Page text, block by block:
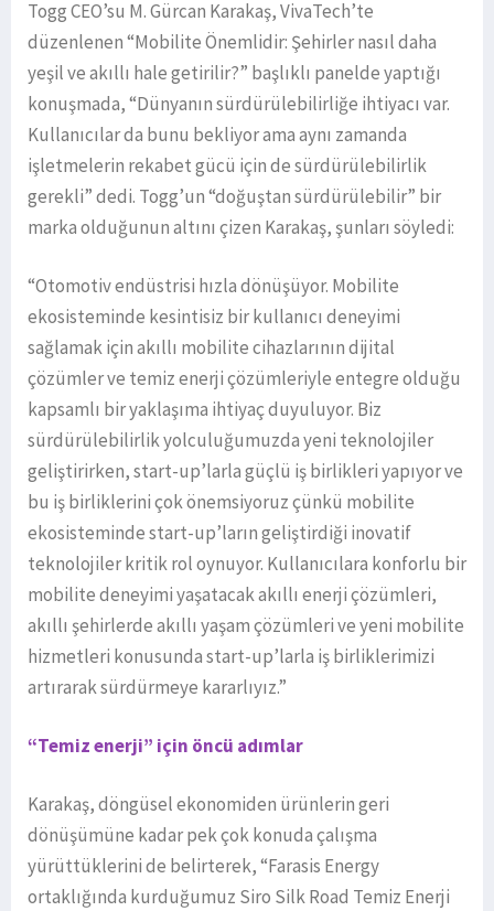
Togg CEO’su M. Gürcan Karakaş, VivaTech’te
düzenlenen “Mobilite Önemlidir: Şehirler nasıl daha
yeşil ve akıllı hale getirilir?” başlıklı panelde yaptığı
konuşmada, “Dünyanın sürdürülebilirliğe ihtiyacı var.
Kullanıcılar da bunu bekliyor ama aynı zamanda
işletmelerin rekabet gücü için de sürdürülebilirlik
gerekli” dedi. Togg’un “doğuştan sürdürülebilir” bir
marka olduğunun altını çizen Karakaş, şunları söyledi:
“Otomotiv endüstrisi hızla dönüşüyor. Mobilite
ekosisteminde kesintisiz bir kullanıcı deneyimi
sağlamak için akıllı mobilite cihazlarının dijital
çözümler ve temiz enerji çözümleriyle entegre olduğu
kapsamlı bir yaklaşıma ihtiyaç duyuluyor. Biz
sürdürülebilirlik yolculuğumuzda yeni teknolojiler
geliştirirken, start-up’larla güçlü iş birlikleri yapıyor ve
bu iş birliklerini çok önemsiyoruz çünkü mobilite
ekosisteminde start-up’ların geliştirdiği inovatif
teknolojiler kritik rol oynuyor. Kullanıcılara konforlu bir
mobilite deneyimi yaşatacak akıllı enerji çözümleri,
akıllı şehirlerde akıllı yaşam çözümleri ve yeni mobilite
hizmetleri konusunda start-up’larla iş birliklerimizi
artırarak sürdürmeye kararlıyız.”
“Temiz enerji” için öncü adımlar
Karakaş, döngüsel ekonomiden ürünlerin geri
dönüşümüne kadar pek çok konuda çalışma
yürüttüklerini de belirterek, “Farasis Energy
ortaklığında kurduğumuz Siro Silk Road Temiz Enerji